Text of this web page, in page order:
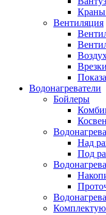
Краны
Вентиляция
Врезки
Водонагреватели
Бойлеры
Над
Под